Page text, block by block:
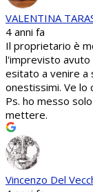
VALENTINA
4 anni fa
Il proprietario è
l'imprevisto avuto
esitato a venire a
onestissimi. Ve lo
Ps. ho messo
mettere.
Vincenzo Del